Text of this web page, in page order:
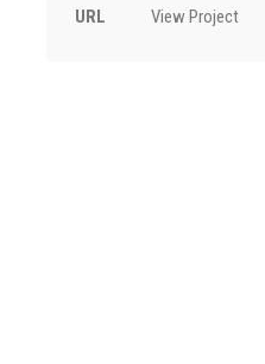
URL View Project